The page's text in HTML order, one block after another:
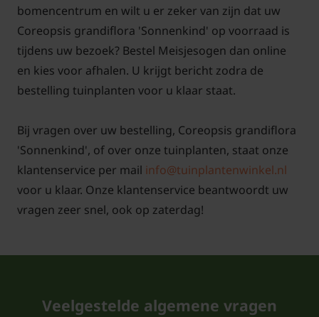
bomencentrum en wilt u er zeker van zijn dat uw
Coreopsis grandiflora 'Sonnenkind' op voorraad is
tijdens uw bezoek? Bestel Meisjesogen dan online
en kies voor afhalen. U krijgt bericht zodra de
bestelling tuinplanten voor u klaar staat.
Bij vragen over uw bestelling, Coreopsis grandiflora
'Sonnenkind', of over onze tuinplanten, staat onze
klantenservice per mail info@tuinplantenwinkel.nl
voor u klaar. Onze klantenservice beantwoordt uw
vragen zeer snel, ook op zaterdag!
Veelgestelde algemene vragen